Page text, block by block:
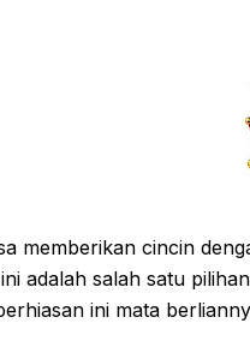
memberikan cincin
adalah salah satu
ini mata